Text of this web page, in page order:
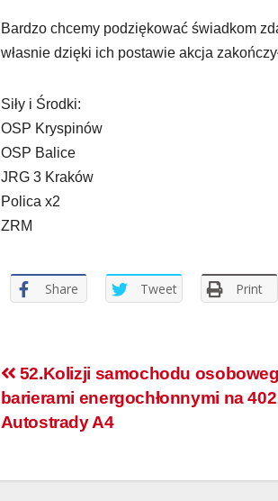
Bardzo chcemy podziękować świadkom
własnie dzięki ich postawie akcja
Siły i Środki:
OSP Kryspinów
OSP Balice
JRG 3 Kraków
Polica x2
ZRM
Share Tweet Print
52.Kolizji samochodu
barierami energochłonnymi na
Autostrady A4